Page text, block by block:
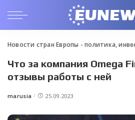
Новости стран Европы - политика,
Что за компания Omega
отзывы работы с ней
Posted
marusia 25.09.2023